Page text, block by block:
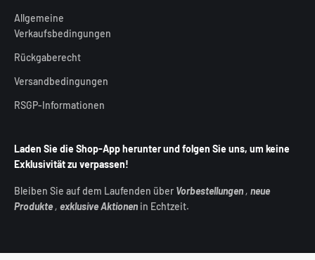
Allgemeine
Verkaufsbedingungen
Rückgaberecht
Versandbedingungen
RSGP-Informationen
Laden Sie die Shop-App herunter und folgen Sie uns, um keine
Exklusivität zu verpassen!
Bleiben Sie auf dem Laufenden über Vorbestellungen , neue
Produkte , exklusive Aktionen in Echtzeit.